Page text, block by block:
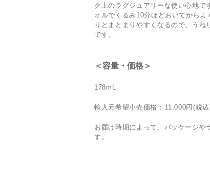
ク上のラグジュアリーな使い心地で
オルでくるみ10分ほどおいてから
りとまとまりやすくなるので、うね
です。
＜容量・価格＞
178mL
輸入元希望小売価格：11,000円(税
お届け時期によって、パッケージや
す。